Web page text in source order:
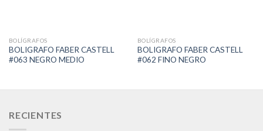
BOLÍGRAFOS
BOLIGRAFO FABER CASTELL
#063 NEGRO MEDIO
BOLÍGRAFOS
BOLIGRAFO FABER CASTELL
#062 FINO NEGRO
RECIENTES